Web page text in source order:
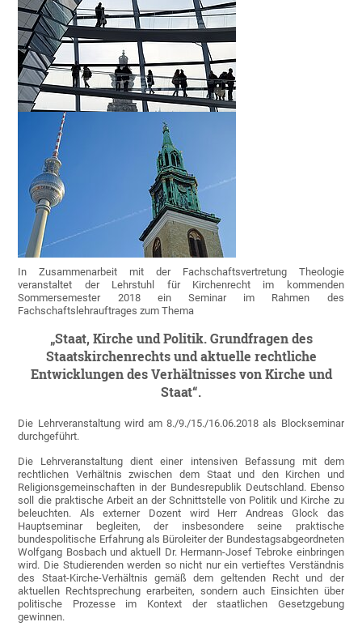
In Zusammenarbeit mit der Fachschaftsvertretung Theologie
veranstaltet der Lehrstuhl für Kirchenrecht im kommenden
Sommersemester 2018 ein Seminar im Rahmen des
Fachschaftslehrauftrages zum Thema
„Staat, Kirche und Politik. Grundfragen des
Staatskirchenrechts und aktuelle rechtliche
Entwicklungen des Verhältnisses von Kirche und
Staat“.
Die Lehrveranstaltung wird am 8./9./15./16.06.2018 als Blockseminar
durchgeführt.
Die Lehrveranstaltung dient einer intensiven Befassung mit dem
rechtlichen Verhältnis zwischen dem Staat und den Kirchen und
Religionsgemeinschaften in der Bundesrepublik Deutschland. Ebenso
soll die praktische Arbeit an der Schnittstelle von Politik und Kirche zu
beleuchten. Als externer Dozent wird Herr Andreas Glock das
Hauptseminar begleiten, der insbesondere seine praktische
bundespolitische Erfahrung als Büroleiter der Bundestagsabgeordneten
Wolfgang Bosbach und aktuell Dr. Hermann-Josef Tebroke einbringen
wird. Die Studierenden werden so nicht nur ein vertieftes Verständnis
des Staat-Kirche-Verhältnis gemäß dem geltenden Recht und der
aktuellen Rechtsprechung erarbeiten, sondern auch Einsichten über
politische Prozesse im Kontext der staatlichen Gesetzgebung
gewinnen.